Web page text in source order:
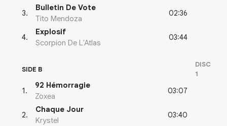
3.
Bulletin De Vote
Tito Mendoza
02:36
4.
Explosif
Scorpion De L'Atlas
03:44
SIDE B
DISC
1
1 .
92 Hémorragie
Zoxea
03:07
2.
Chaque Jour
Krystel
03:40